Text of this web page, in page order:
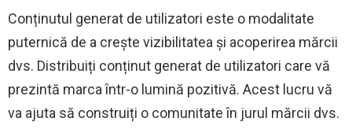
Conținutul generat de utilizatori este o modalitate
puternică de a crește vizibilitatea și acoperirea mărcii
dvs. Distribuiți conținut generat de utilizatori care vă
prezintă marca într-o lumină pozitivă. Acest lucru vă
va ajuta să construiți o comunitate în jurul mărcii dvs.